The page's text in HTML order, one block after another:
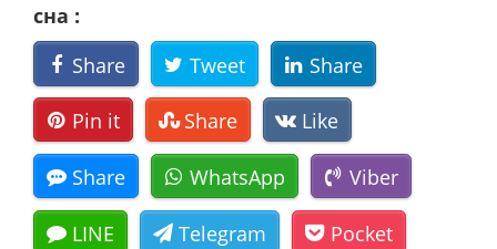
сна :
Share
Tweet Share
Pin it Share Like
Share WhatsApp Viber
LINE Telegram Pocket